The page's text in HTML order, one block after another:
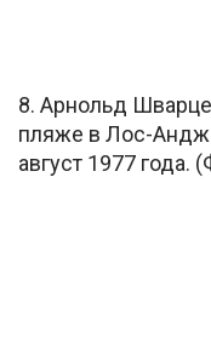
8. Арнольд
пляже в Лос-
август 1977 года.